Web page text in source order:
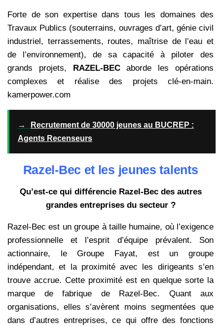
Forte de son expertise dans tous les domaines des
Travaux Publics (souterrains, ouvrages d’art, génie civil
industriel, terrassements, routes, maîtrise de l’eau et
de l’environnement), de sa capacité à piloter des
grands projets,
RAZEL-BECaborde les opérations
complexes et réalise des projets clé-en-main.
kamerpower.com
→
Recrutement de 30000 jeunes au BUCREP :
Agents Recenseurs
Razel-Bec et les jeunes talents
Qu’est-ce qui différencie Razel-Bec des autres
grandes entreprises du secteur ?
Razel-Bec est un groupe à taille humaine, où l’exigence
professionnelle et l’esprit d’équipe prévalent. Son
actionnaire, le Groupe Fayat, est un groupe
indépendant, et la proximité avec les dirigeants s’en
trouve accrue. Cette proximité est en quelque sorte la
marque de fabrique de Razel-Bec. Quant aux
organisations, elles s’avèrent moins segmentées que
dans d’autres entreprises, ce qui offre des fonctions